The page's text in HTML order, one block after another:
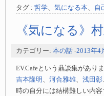
タグ : 哲学、 気になる本、 自
《気になる》
カテゴリー: 本の話 -2013年4
EV.Cafeという鼎談集があり
吉本隆明 、 河合雅雄、 浅田彰
時の自分には結構難しい内